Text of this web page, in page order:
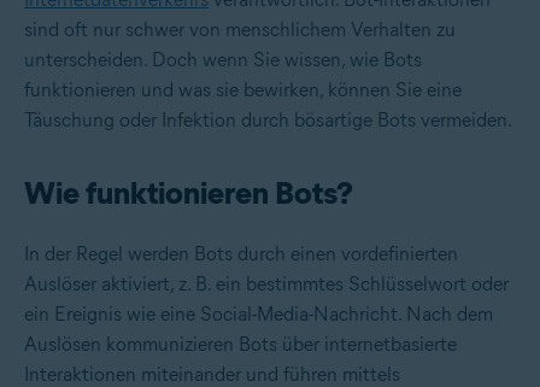
sind oft nur schwer von menschlichem Verhalten zu
unterscheiden. Doch wenn Sie wissen, wie Bots
funktionieren und was sie bewirken, können Sie eine
Täuschung oder Infektion durch bösartige Bots vermeiden.
Wie funktionieren Bots?
In der Regel werden Bots durch einen vordefinierten
Auslöser aktiviert, z. B. ein bestimmtes Schlüsselwort oder
ein Ereignis wie eine Social-Media-Nachricht. Nach dem
Auslösen kommunizieren Bots über internetbasierte
Interaktionen miteinander und führen mittels